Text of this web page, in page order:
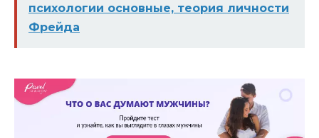
психологии основные, теория личности
Фрейда